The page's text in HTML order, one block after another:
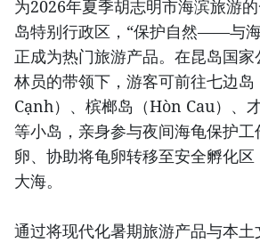
为2026年夏季胡志明市海滨旅游
岛特别行政区，“保护自然——与
正成为热门旅游产品。在昆岛国
林员的带领下，游客可前往七边
Cạnh）、槟榔岛（Hòn Cau）、
等小岛，亲身参与夜间海龟保护
卵、协助将龟卵转移至安全孵化
大海。
通过将现代化暑期旅游产品与本